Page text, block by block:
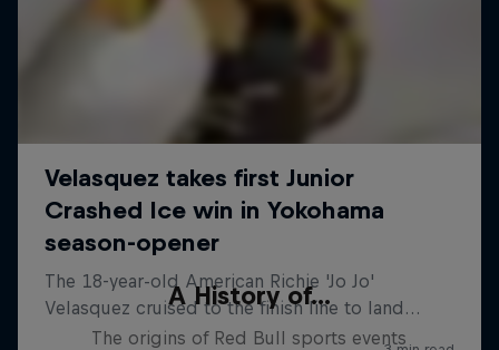
A History of...
The origins of Red Bull sports events